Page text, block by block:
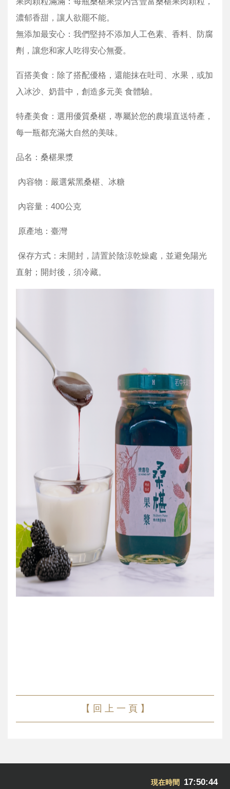
濃郁香甜，讓人欲罷不能。
無添加最安心：我們堅持不添加人工色素、香料、防腐
劑，讓您和家人吃得安心無憂。
百搭美食：除了搭配優格，還能抹在吐司、水果，或加
入冰沙、奶昔中，創造多元美 食體驗。
特產美食：選用優質桑椹，專屬於您的農場直送特產，
每一瓶都充滿大自然的美味。
品名：桑椹果漿
內容物：嚴選紫黑桑椹、冰糖
內容量：400公克
原產地：臺灣
保存方式：未開封，請置於陰涼乾燥處，並避免陽光
直射；開封後，須冷藏。
【 回 上 一 頁 】
現在時間 17:50:44